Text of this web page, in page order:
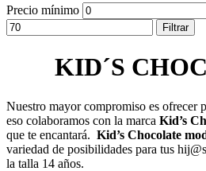
Precio mínimo
Filtrar
KID´S
Nuestro mayor compromiso es ofrecer
eso colaboramos con la marca Kid’s
que te encantará. Kid’s Chocolate
variedad de posibilidades para tus
la talla 14 años.